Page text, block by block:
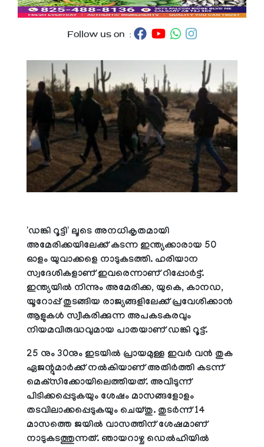
Follow us on :
'ഡങ്കി റൂട്ടി' ലൂടെ അനധികൃതമായി
അമേരിക്കയിലേക്ക് കടന്ന ഇന്ത്യക്കാരായ 50
ഓളം യുവാക്കളെ നാടുകടത്തി. ഹരിയാന
സ്വദേശികളാണ് ഇവരെന്നാണ് റിപ്പോര്‍ട്ട്.
ഇന്ത്യയില്‍ നിന്നും അമേരിക്ക, യുകെ, കാനഡ,
യൂറോപ്പ് തുടങ്ങിയ രാജ്യങ്ങളിലേക്ക് പ്രവേശിക്കാന്‍
ആളുകള്‍ സ്വീകരിക്കുന്ന അപകടകരവും
നിയമവിരുദ്ധവുമായ പാതയാണ് ഡങ്കി റൂട്ട്.
25 നും 30നും ഇടയില്‍ പ്രായമുള്ള ഇവര്‍ വന്‍ തുക
ഏജന്റുമാര്‍ക്ക് നല്‍കിയാണ് അതിര്‍ത്തി കടന്ന്
മെക്‌സിക്കോയിലെത്തിയത്. അവിടുന്ന്
പിടിക്കപ്പെടുകയും ശേഷം മാസങ്ങളോളം
തടവിലാക്കപ്പെടുകയും ചെയ്തു. തുടര്‍ന്ന് 14
മാസത്തെ ജയില്‍ വാസത്തിന് ശേഷമാണ്
നാടുകടത്തുന്നത്. ഞായറാഴ്ച ഡെല്‍ഹിയില്‍